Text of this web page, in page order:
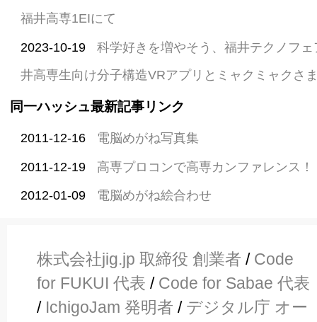
福井高専1EIにて
2023-10-19
科学好きを増やそう、福井テクノフ
井高専生向け分子構造VRアプリとミャクミャクさ
同一ハッシュ最新記事リンク
2011-12-16 電脳めがね写真集
2011-12-19 高専プロコンで高専カンファレンス！
2012-01-09 電脳めがね絵合わせ
株式会社jig.jp 取締役 創業者 / Code
for FUKUI 代表 / Code for Sabae 代表
/ IchigoJam 発明者 / デジタル庁 オー